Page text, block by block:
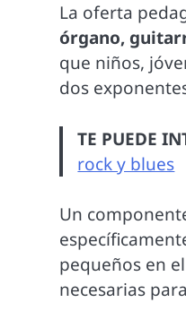
La oferta
órgano,
que niños,
dos
TE PUEDE
rock y blues
Un
pequeños en
necesarias